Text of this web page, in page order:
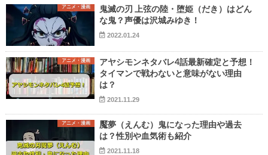
アニメ・漫画
鬼滅の刃 上弦の陸・堕姫（だき）はどん
な鬼？声優は沢城みゆき！
2022.01.24
アニメ・漫画
アヤシモンネタバレ4話最新確定と予想！
タイマンで戦わないと意味がない理由
は？
2021.11.29
アニメ・漫画
魘夢（えんむ）鬼になった理由や過去
は？性別や血気術も紹介
2021.11.18